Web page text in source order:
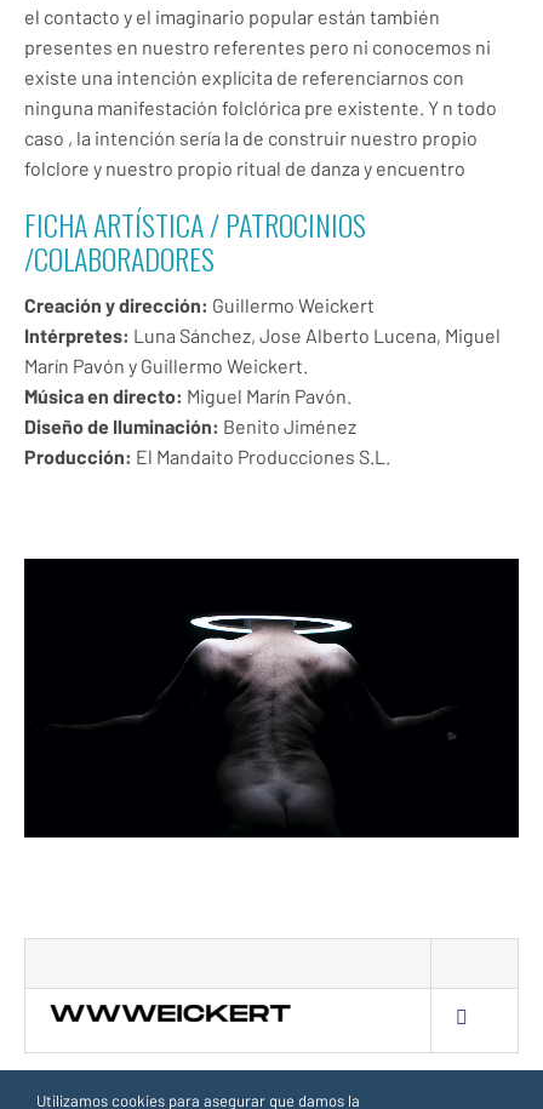
el contacto y el imaginario popular están también
presentes en nuestro referentes pero ni conocemos ni
existe una intención explícita de referenciarnos con
ninguna manifestación folclórica pre existente. Y n todo
caso , la intención sería la de construir nuestro propio
folclore y nuestro propio ritual de danza y encuentro
FICHA ARTÍSTICA / PATROCINIOS
/COLABORADORES
Creación y dirección: Guillermo Weickert
Intérpretes: Luna Sánchez, Jose Alberto Lucena, Miguel
Marín Pavón y Guillermo Weickert.
Música en directo: Miguel Marín Pavón.
Diseño de Iluminación: Benito Jiménez
Producción: El Mandaito Producciones S.L.
Utilizamos cookies para asegurar que damos la